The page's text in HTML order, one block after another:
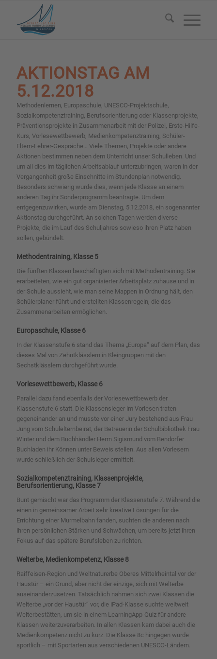
AKTIONSTAG AM
5.12.2018
Methodenlernen, Europaschule, UNESCO-Projektschule,
Sozialkompetenztraining, Berufsorientierung oder Klassenprojekte,
Präventionsprojekte in Zusammenarbeit mit der Polizei, Erste-Hilfe-
Kurs, Vorlesewettbewerb, Medienkompetenztraining, Schüler-
Eltern-Lehrer-Gespräche… Viele Themen, Projekte oder andere
Aktionen bestimmen neben dem Unterricht unser Schulleben. Und
um all dies im täglichen Arbeitsablauf unterzubringen, waren in der
Vergangenheit große Einschnitte im Stundenplan notwendig.
Besonders schwierig wurde dies, wenn jede Klasse an einem
anderen Tag ihr Sonderprogramm beantragte. Um dem
entgegenzuwirken, wurde am Dienstag, 5.12.2018, ein sogenannter
Aktionstag durchgeführt. An solchen Tagen werden diverse
Projekte, die im Lauf des Schuljahres sowieso ihren Platz haben
sollen, gebündelt.
Methodentraining, Klasse 5
Die fünften Klassen beschäftigten sich mit Methodentraining. Sie
erarbeiteten, wie ein gut organisierter Arbeitsplatz zuhause und in
der Schule aussieht, wie man seine Mappen in Ordnung hält, den
Schülerplaner führt und erstellten Klassenregeln, die das
Zusammenarbeiten ermöglichen.
Europaschule, Klasse 6
In der Klassenstufe 6 stand das Thema „Europa“ auf dem Plan, das
dieses Mal von Zehntklässlern in Kleingruppen mit den
Sechstklässlern durchgeführt wurde.
Vorlesewettbewerb, Klasse 6
Parallel dazu fand ebenfalls der Vorlesewettbewerb der
Klassenstufe 6 statt. Die Klassensieger im Vorlesen traten
gegeneinander an und musste vor einer Jury bestehend aus Frau
Jung vom Schulelternbeirat, der Betreuerin der Schulbibliothek Frau
Winter und dem Buchhändler Herrn Sigismund vom Bendorfer
Buchladen ihr Können unter Beweis stellen. Aus allen Vorlesern
wurde schließlich der Schulsieger ermittelt.
Sozialkompetenztraining, Klassenprojekte,
Berufsorientierung, Klasse 7
Bunt gemischt war das Programm der Klassenstufe 7. Während die
einen in gemeinsamer Arbeit sehr kreative Lösungen für die
Errichtung einer Murmelbahn fanden, suchten die anderen nach
ihren persönlichen Stärken und Schwächen, um bereits jetzt ihren
Fokus auf das spätere Berufsleben zu richten.
Welterbe, Medienkompetenz, Klasse 8
Raiffeisen-Region und Weltnaturerbe Oberes Mittelrheintal vor der
Haustür – ein Grund, aber nicht der einzige, sich mit Welterbe
auseinanderzusetzen. Tatsächlich nahmen sich zwei Klassen die
Welterbe „vor der Haustür“ vor, die iPad-Klasse suchte weltweit
Welterbestätten, um sie in einem LearningApp-Quiz für andere
Klassen weiterzuverarbeiten. In allen Klassen kam dabei auch die
Medienkompetenz nicht zu kurz. Die Klasse 8c hingegen wurde
sportlich – mit Sportarten aus verschiedenen UNESCO-Ländern.